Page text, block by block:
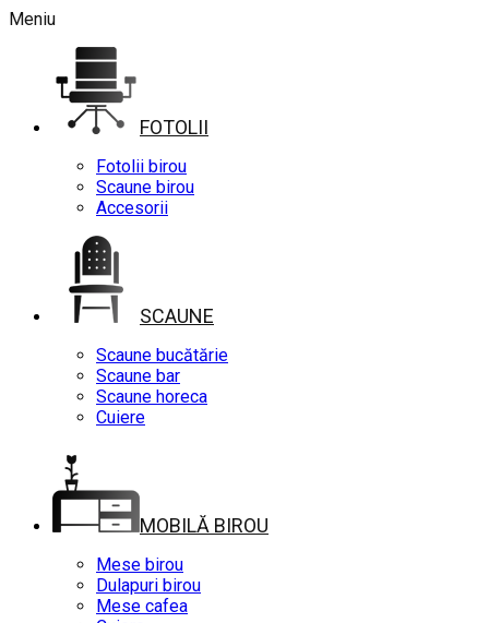
Meniu
FOTOLII
Fotolii birou
Scaune birou
Accesorii
SCAUNE
Scaune bucătărie
Scaune bar
Scaune horeca
Cuiere
MOBILĂ BIROU
Mese birou
Dulapuri birou
Mese cafea